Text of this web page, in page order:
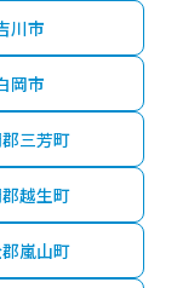
川市
岡市
三芳町
越生町
嵐山町